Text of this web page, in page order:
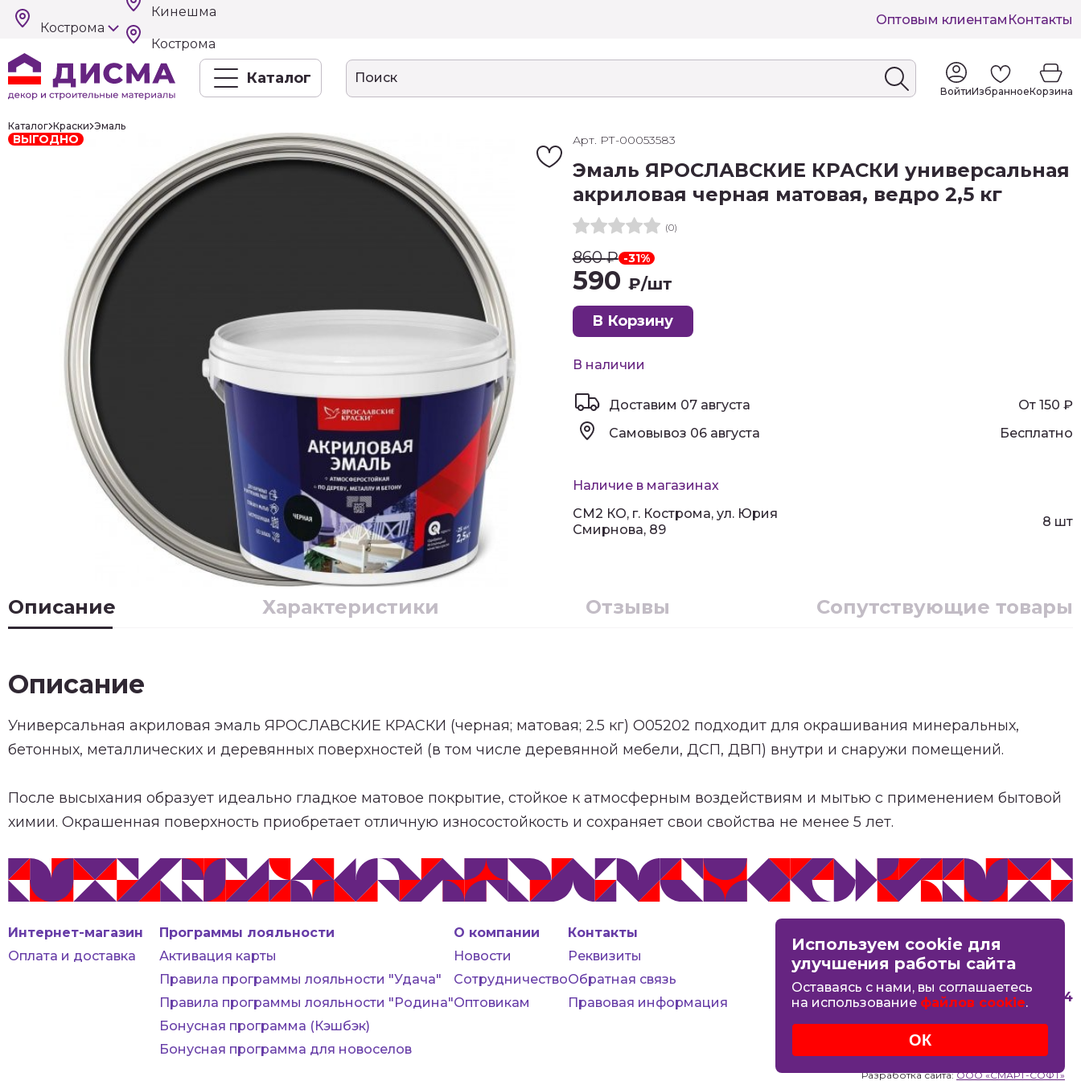
Кострома
Кинешма
Кострома
Оптовым клиентам Контакты
Каталог
ВойтиИзбранноеКорзина
Каталог Краски Эмаль
ВЫГОДНО Арт. РТ-00053583
Эмаль ЯРОСЛАВСКИЕ КРАСКИ универсальная
акриловая черная матовая, ведро 2,5 кг
(0)
860₽ -31%
590 ₽/шт
В Корзину
В наличии
Доставим 07 августа От 150 ₽
Самовывоз 06 августа Бесплатно
Наличие в магазинах
СМ2 КО, г. Кострома, ул. Юрия
Смирнова, 89
8 шт
Описание Характеристики Отзывы Сопутствующие товары
Описание
Универсальная акриловая эмаль ЯРОСЛАВСКИЕ КРАСКИ (черная; матовая; 2.5 кг) О05202 подходит для окрашивания минеральных,
бетонных, металлических и деревянных поверхностей (в том числе деревянной мебели, ДСП, ДВП) внутри и снаружи помещений.
После высыхания образует идеально гладкое матовое покрытие, стойкое к атмосферным воздействиям и мытью с применением бытовой
химии. Окрашенная поверхность приобретает отличную износостойкость и сохраняет свои свойства не менее 5 лет.
Разработка сайта:ООО «СМАРТ-СОФТ»
Интернет-магазин
Оплата и доставка
Программы лояльности
Активация карты
Правила программы лояльности "Удача"
Правила программы лояльности "Родина"
Бонусная программа (Кэшбэк)
Бонусная программа для новоселов
О компании
Новости
Сотрудничество
Оптовикам
Контакты
Реквизиты
Обратная связь
Правовая информация
Вконтакте
8 (4942) 44-06-14
Используем cookie для
улучшения работы сайта
Оставаясь с нами, вы соглашаетесь
на использование файлов cookie.
ОК